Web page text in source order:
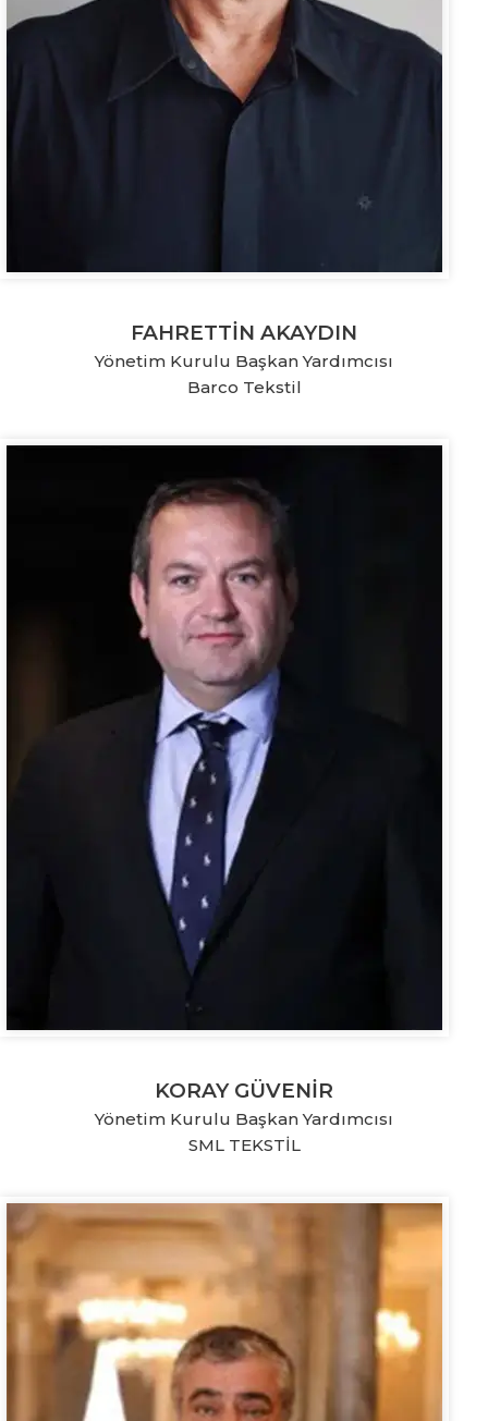
FAHRETTİN AKAYDIN
Yönetim Kurulu Başkan Yardımcısı
Barco Tekstil
KORAY GÜVENİR
Yönetim Kurulu Başkan Yardımcısı
SML TEKSTİL